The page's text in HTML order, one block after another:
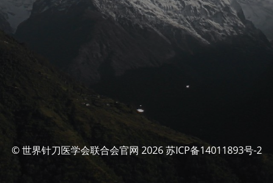
© 世界针刀医学会联合会官网 2026 苏ICP备14011893号-2